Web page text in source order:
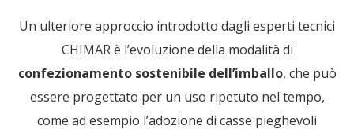
Un ulteriore approccio introdotto dagli esperti tecnici
CHIMAR è l’evoluzione della modalità di
confezionamento sostenibile dell’imballo, che può
essere progettato per un uso ripetuto nel tempo,
come ad esempio l’adozione di casse pieghevoli